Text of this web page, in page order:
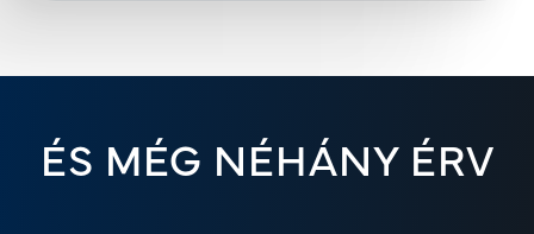
ÉS MÉG NÉHÁNY ÉRV